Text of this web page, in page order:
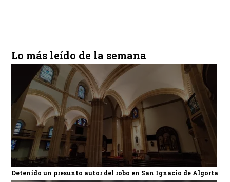
Lo más leído de la semana
Detenido un presunto autor del robo en San Ignacio de Algorta